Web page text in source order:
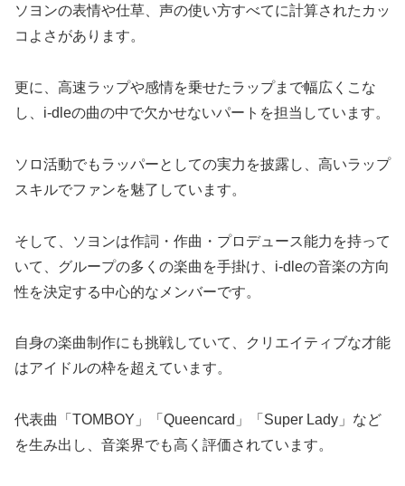
ソヨンの表情や仕草、声の使い方すべてに計算されたカッ
コよさがあります。
更に、高速ラップや感情を乗せたラップまで幅広くこな
し、i-dleの曲の中で欠かせないパートを担当しています。
ソロ活動でもラッパーとしての実力を披露し、高いラップ
スキルでファンを魅了しています。
そして、ソヨンは作詞・作曲・プロデュース能力を持って
いて、グループの多くの楽曲を手掛け、i-dleの音楽の方向
性を決定する中心的なメンバーです。
自身の楽曲制作にも挑戦していて、クリエイティブな才能
はアイドルの枠を超えています。
代表曲「TOMBOY」「Queencard」「Super Lady」など
を生み出し、音楽界でも高く評価されています。